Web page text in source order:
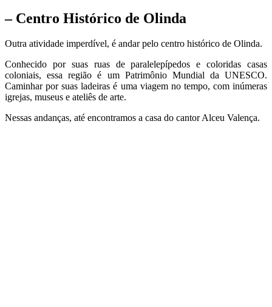
– Centro Histórico de Olinda
Outra atividade imperdível, é andar pelo centro histórico de Olinda.
Conhecido por suas ruas de paralelepípedos e coloridas casas
coloniais, essa região é um Patrimônio Mundial da UNESCO.
Caminhar por suas ladeiras é uma viagem no tempo, com inúmeras
igrejas, museus e ateliês de arte.
Nessas andanças, até encontramos a casa do cantor Alceu Valença.